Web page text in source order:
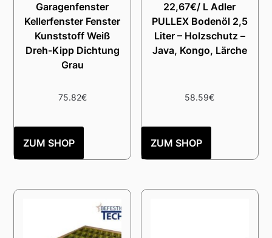
Garagenfenster
Kellerfenster Fenster
Kunststoff Weiß
Dreh-Kipp Dichtung
Grau
75.82€
ZUM SHOP
22,67€/ L Adler
PULLEX Bodenöl 2,5
Liter – Holzschutz –
Java, Kongo, Lärche
58.59€
ZUM SHOP